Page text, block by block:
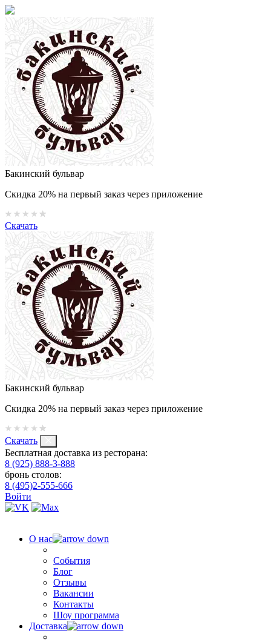
Бакинский бульвар
Скидка 20% на первый заказ через приложение
Скачать
Бакинский бульвар
Скидка 20% на первый заказ через приложение
Скачать
Бесплатная доставка из ресторана:
8 (925) 888-3-888
бронь столов:
8 (495)2-555-666
Войти
О нас
События
Блог
Отзывы
Вакансии
Контакты
Шоу программа
Доставка